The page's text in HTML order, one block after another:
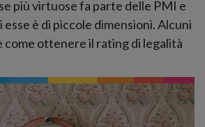
più virtuose fa parte delle PMI e
esse è di piccole dimensioni. Alcuni
come ottenere il rating di legalità